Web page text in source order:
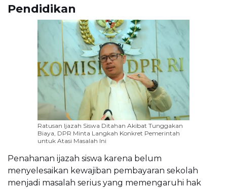
Pendidikan
Ratusan Ijazah Siswa Ditahan Akibat Tunggakan
Biaya, DPR Minta Langkah Konkret Pemerintah
untuk Atasi Masalah Ini
Penahanan ijazah siswa karena belum
menyelesaikan kewajiban pembayaran sekolah
menjadi masalah serius yang memengaruhi hak